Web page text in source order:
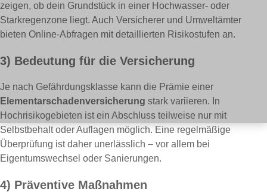
zeigen, ob dein Grundstück in einer Hochwasser- oder
Starkregenzone liegt. Auch Versicherer und Umweltämter
bieten Online-Abfragen mit detaillierten Risikostufen an.
3) Bedeutung für die Versicherung
Je nach Gefährdungsklasse kann die Prämie einer
Elementarschadenversicherung stark variieren. In
Hochrisikogebieten ist ein Abschluss teilweise nur mit
Selbstbehalt oder Auflagen möglich. Eine regelmäßige
Überprüfung ist daher unerlässlich – vor allem bei
Eigentumswechsel oder Sanierungen.
4) Präventive Maßnahmen